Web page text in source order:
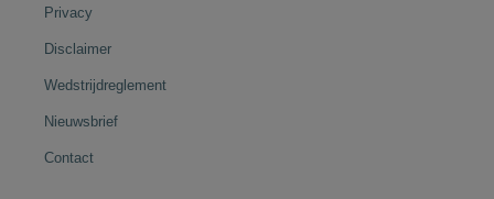
Privacy
Disclaimer
Wedstrijdreglement
Nieuwsbrief
Contact